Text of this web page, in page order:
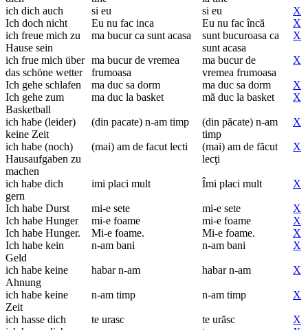
ich dich auch si eu si eu
X
Ich doch nicht
Eu nu fac inca Eu nu fac încă
X
ich freue mich zu
Hause sein
ma bucur ca sunt acasa
sunt bucuroasa ca
sunt acasa
X
ich frue mich über
das schöne wetter
ma bucur de vremea
frumoasa
ma bucur de
vremea frumoasa
X
Ich gehe schlafen ma duc sa dorm ma duc sa dorm
X
Ich gehe zum
Basketball
ma duc la basket mă duc la basket X
ich habe (leider)
keine Zeit
(din pacate) n-am timp
(din păcate) n-am
timp
X
ich habe (noch)
Hausaufgaben zu
machen
(mai) am de facut lecti
(mai) am de făcut
lecţi
X
ich habe dich
gern
imi placi mult Îmi placi mult X
Ich habe Durst mi-e sete mi-e sete
X
Ich habe Hunger
mi-e foame mi-e foame
X
Ich habe Hunger.
Mi-e foame. Mi-e foame.
X
Ich habe kein
Geld
n-am bani n-am bani X
ich habe keine
Ahnung
habar n-am habar n-am X
ich habe keine
Zeit
n-am timp n-am timp X
ich hasse dich te urasc te urăsc
X